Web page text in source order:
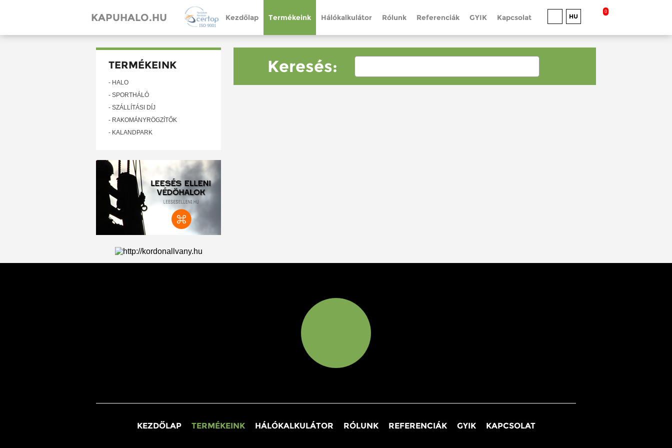
KAPUHALO.HU
0
HU
Kezdőlap Termékeink Hálókalkulátor Rólunk Referenciák GYIK Kapcsolat
TERMÉKEINK
- HÁLÓ
- SPORTHÁLÓ
- SZÁLLÍTÁSI DÍJ
- RAKOMÁNYRÖGZÍTŐK
- KALANDPARK
Keresés:
KEZDŐLAP TERMÉKEINK HÁLÓKALKULÁTOR RÓLUNK REFERENCIÁK GYIK KAPCSOLAT